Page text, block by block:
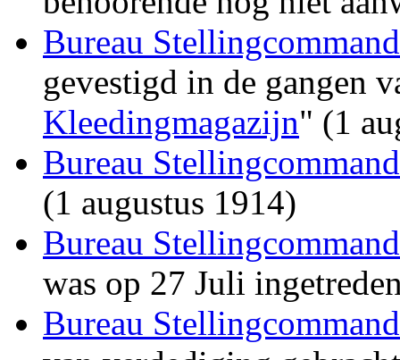
Bureau
gevestigd in de gangen
Kleedingmagazijn" (1
Bureau
(1 augustus 1914)
Bureau
was op 27 Juli
Bureau